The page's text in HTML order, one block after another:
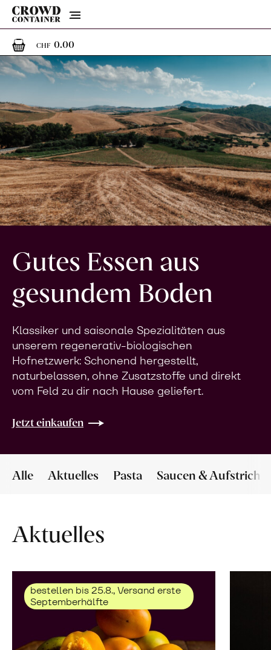
Menu
CHF 0.000 Artikel im Warenkorb
Gutes Essen aus
gesundem Boden
Klassiker und saisonale Spezialitäten aus
unserem regenerativ-biologischen
Hofnetzwerk: Schonend hergestellt,
naturbelassen, ohne Zusatzstoffe und direkt
vom Feld zu dir nach Hause geliefert.
Jetzt einkaufen
Alle Aktuelles Pasta Saucen & Aufstriche
Aktuelles
bestellen bis 25.8., Versand erste
Septemberhälfte